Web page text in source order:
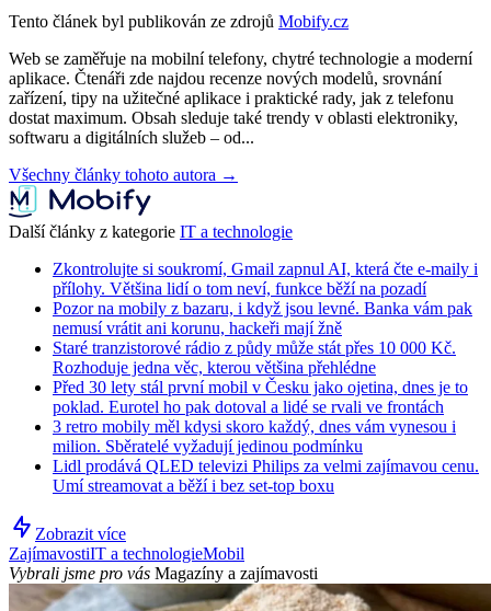
Tento článek byl publikován ze zdrojů Mobify.cz
Web se zaměřuje na mobilní telefony, chytré technologie a moderní
aplikace. Čtenáři zde najdou recenze nových modelů, srovnání
zařízení, tipy na užitečné aplikace i praktické rady, jak z telefonu
dostat maximum. Obsah sleduje také trendy v oblasti elektroniky,
softwaru a digitálních služeb – od...
Všechny články tohoto autora →
Další články z kategorie IT a technologie
Zkontrolujte si soukromí, Gmail zapnul AI, která čte e-maily i
přílohy. Většina lidí o tom neví, funkce běží na pozadí
Pozor na mobily z bazaru, i když jsou levné. Banka vám pak
nemusí vrátit ani korunu, hackeři mají žně
Staré tranzistorové rádio z půdy může stát přes 10 000 Kč.
Rozhoduje jedna věc, kterou většina přehlédne
Před 30 lety stál první mobil v Česku jako ojetina, dnes je to
poklad. Eurotel ho pak dotoval a lidé se rvali ve frontách
3 retro mobily měl kdysi skoro každý, dnes vám vynesou i
milion. Sběratelé vyžadují jedinou podmínku
Lidl prodává QLED televizi Philips za velmi zajímavou cenu.
Umí streamovat a běží i bez set-top boxu
Zobrazit více
ZajímavostiIT a technologieMobil
Vybrali jsme pro vás Magazíny a zajímavosti